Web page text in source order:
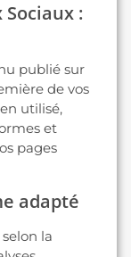
Sociaux :
publié sur
de vos
utilisé,
et
pages
adapté
la